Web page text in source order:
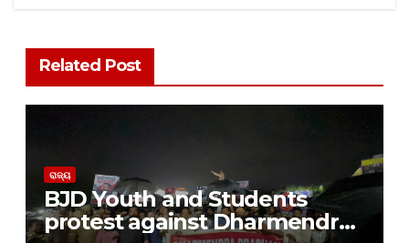
Related Post
ରାଜ୍ୟ
BJD Youth and Students
protest against Dharmendra